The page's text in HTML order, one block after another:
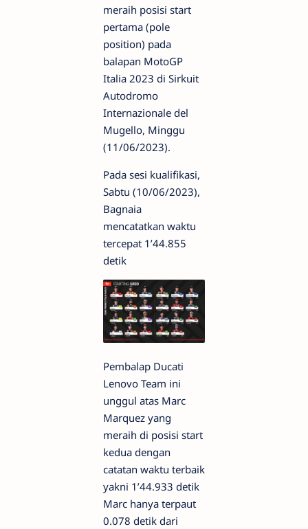
meraih posisi start
pertama (pole
position) pada
balapan MotoGP
Italia 2023 di Sirkuit
Autodromo
Internazionale del
Mugello, Minggu
(11/06/2023).
Pada sesi kualifikasi,
Sabtu (10/06/2023),
Bagnaia
mencatatkan waktu
tercepat 1’44.855
detik
Pembalap Ducati
Lenovo Team ini
unggul atas Marc
Marquez yang
meraih di posisi start
kedua dengan
catatan waktu terbaik
yakni 1’44.933 detik
Marc hanya terpaut
0.078 detik dari